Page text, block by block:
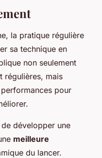
la pratique régulière
sa technique en
non seulement
régulières, mais
pour
développer une
meilleure
du lancer.